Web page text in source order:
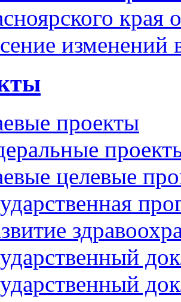
изменений
проекты
целевые